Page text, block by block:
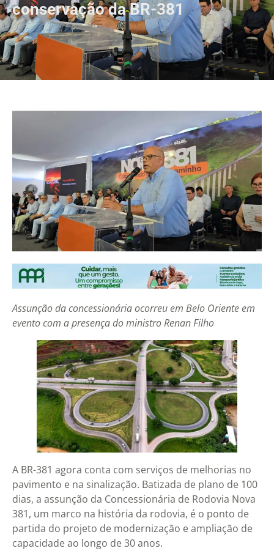
conservação da BR-381
Assunção da concessionária ocorreu em Belo Oriente em
evento com a presença do ministro Renan Filho
A BR-381 agora conta com serviços de melhorias no
pavimento e na sinalização. Batizada de plano de 100
dias, a assunção da Concessionária de Rodovia Nova
381, um marco na história da rodovia, é o ponto de
partida do projeto de modernização e ampliação de
capacidade ao longo de 30 anos.